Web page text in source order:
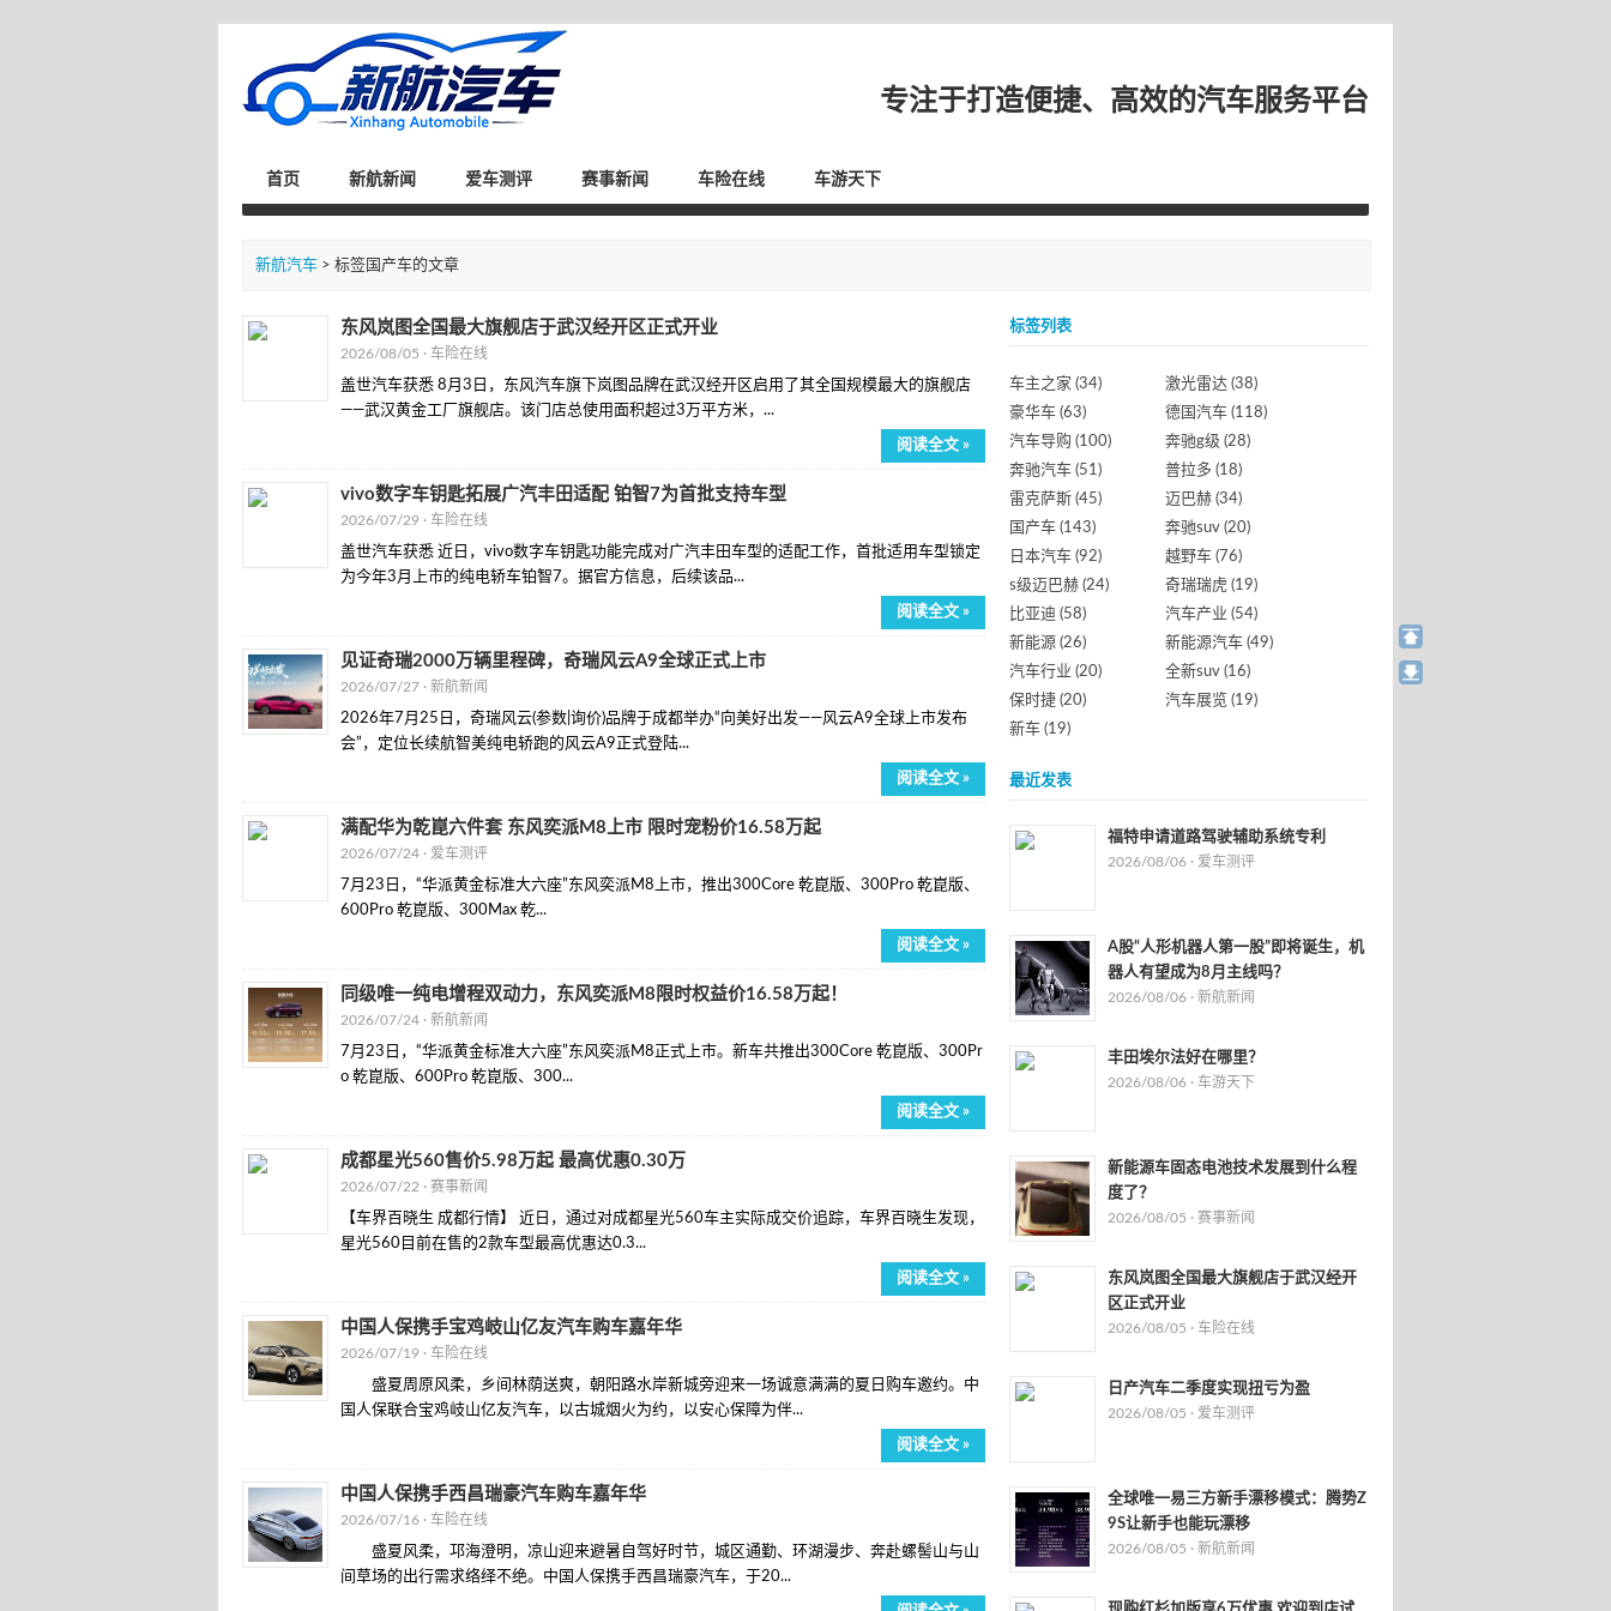
专注于打造便捷、高效的汽车服务平台
首页 新航新闻 爱车测评 赛事新闻 车险在线 车游天下
新航汽车 > 标签国产车的文章
东风岚图全国最大旗舰店于武汉经开区正式开业
2026/08/05 · 车险在线
盖世汽车获悉 8月3日，东风汽车旗下岚图品牌在武汉经开区启用了其全国规模最大的旗舰店
——武汉黄金工厂旗舰店。该门店总使用面积超过3万平方米，...
阅读全文 »
vivo数字车钥匙拓展广汽丰田适配 铂智7为首批支持车型
2026/07/29 · 车险在线
盖世汽车获悉 近日，vivo数字车钥匙功能完成对广汽丰田车型的适配工作，首批适用车型锁定
为今年3月上市的纯电轿车铂智7。据官方信息，后续该品...
阅读全文 »
见证奇瑞2000万辆里程碑，奇瑞风云A9全球正式上市
2026/07/27 · 新航新闻
2026年7月25日，奇瑞风云(参数|询价)品牌于成都举办“向美好出发——风云A9全球上市发布
会”，定位长续航智美纯电轿跑的风云A9正式登陆...
阅读全文 »
满配华为乾崑六件套 东风奕派M8上市 限时宠粉价16.58万起
2026/07/24 · 爱车测评
7月23日，“华派黄金标准大六座”东风奕派M8上市，推出300Core 乾崑版、300Pro 乾崑版、
600Pro 乾崑版、300Max 乾...
阅读全文 »
同级唯一纯电增程双动力，东风奕派M8限时权益价16.58万起！
2026/07/24 · 新航新闻
7月23日，“华派黄金标准大六座”东风奕派M8正式上市。新车共推出300Core 乾崑版、300Pr
o 乾崑版、600Pro 乾崑版、300...
阅读全文 »
成都星光560售价5.98万起 最高优惠0.30万
2026/07/22 · 赛事新闻
【车界百晓生 成都行情】 近日，通过对成都星光560车主实际成交价追踪，车界百晓生发现，
星光560目前在售的2款车型最高优惠达0.3...
阅读全文 »
中国人保携手宝鸡岐山亿友汽车购车嘉年华
2026/07/19 · 车险在线
盛夏周原风柔，乡间林荫送爽，朝阳路水岸新城旁迎来一场诚意满满的夏日购车邀约。中
国人保联合宝鸡岐山亿友汽车，以古城烟火为约，以安心保障为伴...
阅读全文 »
中国人保携手西昌瑞豪汽车购车嘉年华
2026/07/16 · 车险在线
盛夏风柔，邛海澄明，凉山迎来避暑自驾好时节，城区通勤、环湖漫步、奔赴螺髻山与山
间草场的出行需求络绎不绝。中国人保携手西昌瑞豪汽车，于20...
标签列表
车主之家 (34) 激光雷达 (38)
豪华车 (63) 德国汽车 (118)
汽车导购 (100) 奔驰g级 (28)
奔驰汽车 (51) 普拉多 (18)
雷克萨斯 (45) 迈巴赫 (34)
国产车 (143) 奔驰suv (20)
日本汽车 (92) 越野车 (76)
s级迈巴赫 (24) 奇瑞瑞虎 (19)
比亚迪 (58) 汽车产业 (54)
新能源 (26) 新能源汽车 (49)
汽车行业 (20) 全新suv (16)
保时捷 (20) 汽车展览 (19)
新车 (19)
最近发表
福特申请道路驾驶辅助系统专利
2026/08/06 · 爱车测评
A股“人形机器人第一股”即将诞生，机
器人有望成为8月主线吗？
2026/08/06 · 新航新闻
丰田埃尔法好在哪里？
2026/08/06 · 车游天下
新能源车固态电池技术发展到什么程
度了？
2026/08/05 · 赛事新闻
东风岚图全国最大旗舰店于武汉经开
区正式开业
2026/08/05 · 车险在线
日产汽车二季度实现扭亏为盈
2026/08/05 · 爱车测评
全球唯一易三方新手漂移模式：腾势Z
9S让新手也能玩漂移
2026/08/05 · 新航新闻